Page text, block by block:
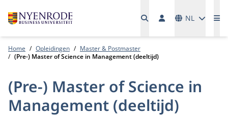
NL
Home Opleidingen
Master & Postmaster
(Pre-) Master of Science in Management (deeltijd)
(Pre-) Master of Science in
Management (deeltijd)